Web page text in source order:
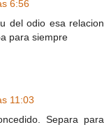
6:56
del odio esa relacion
para siempre
11:03
Separa para